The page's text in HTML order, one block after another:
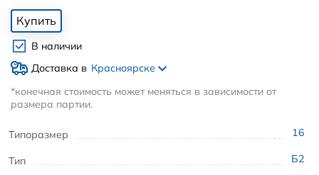
Типоразмер 16
Тип Б2
Купить
В наличии
Доставка в Красноярске
*конечная стоимость может меняться в зависимости от
размера партии.